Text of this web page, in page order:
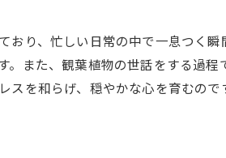
おり、忙しい日常の中で一息つく
また、観葉植物の世話をする過程
を和らげ、穏やかな心を育むので